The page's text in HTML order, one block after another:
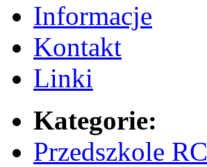
Informacje
Kontakt
Linki
Kategorie:
Przedszkole RC